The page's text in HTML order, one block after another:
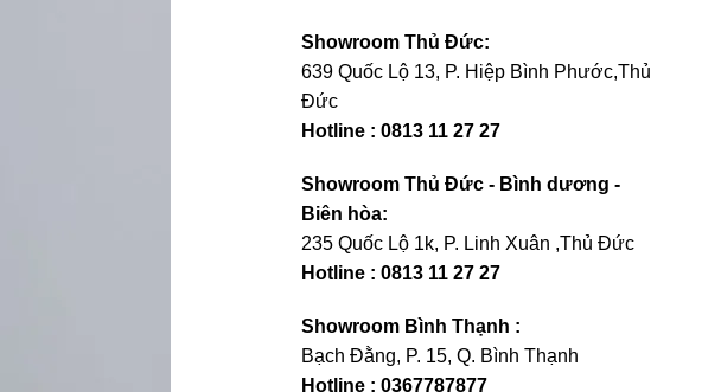
Showroom Thủ Đức:
639 Quốc Lộ 13, P. Hiệp Bình Phước,Thủ
Đức
Hotline : 0813 11 27 27
Showroom Thủ Đức - Bình dương -
Biên hòa:
235 Quốc Lộ 1k, P. Linh Xuân ,Thủ Đức
Hotline : 0813 11 27 27
Showroom Bình Thạnh :
Bạch Đằng, P. 15, Q. Bình Thạnh
Hotline : 0367787877